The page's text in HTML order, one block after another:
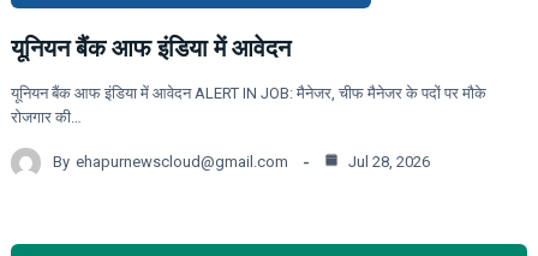
यूनियन बैंक आफ इंडिया में आवेदन
यूनियन बैंक आफ इंडिया में आवेदन ALERT IN JOB: मैनेजर, चीफ मैनेजर के पदों पर मौके
रोजगार की…
By ehapurnewscloud@gmail.com Jul 28, 2026